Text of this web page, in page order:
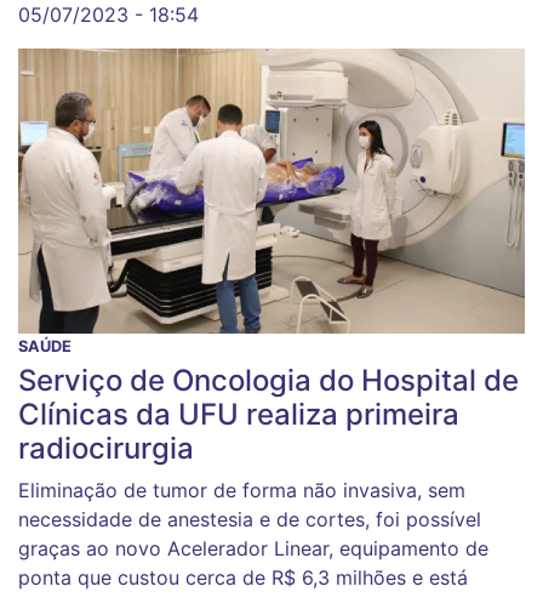
05/07/2023 - 18:54
SAÚDE
Serviço de Oncologia do Hospital de
Clínicas da UFU realiza primeira
radiocirurgia
Eliminação de tumor de forma não invasiva, sem
necessidade de anestesia e de cortes, foi possível
graças ao novo Acelerador Linear, equipamento de
ponta que custou cerca de R$ 6,3 milhões e está